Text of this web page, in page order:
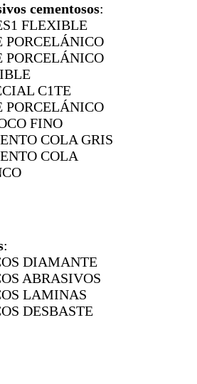
cementosos:
FLEXIBLE
PORCELÁNICO
PORCELÁNICO
C1TE
PORCELÁNICO
FINO
COLA GRIS
COLA
:
DIAMANTE
ABRASIVOS
LAMINAS
DESBASTE